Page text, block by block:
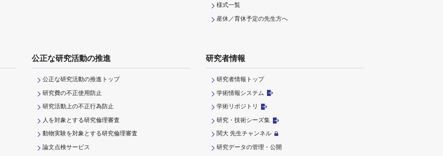
様式一覧
産休／育休予定の先生方へ
公正な研究活動の推進
公正な研究活動の推進トップ
研究費の不正使用防止
研究活動上の不正行為防止
人を対象とする研究倫理審査
動物実験を対象とする研究倫理審査
論文点検サービス
研究者情報
研究者情報トップ
学術情報システム
学術リポジトリ
研究・技術シーズ集
関大 先生チャンネル
研究データの管理・公開